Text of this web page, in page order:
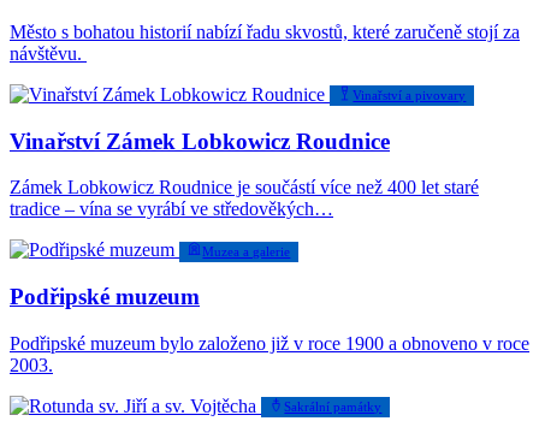
Město s bohatou historií nabízí řadu skvostů, které zaručeně stojí za
návštěvu.
Vinařství a pivovary
Vinařství Zámek Lobkowicz Roudnice
Zámek Lobkowicz Roudnice je součástí více než 400 let staré
tradice – vína se vyrábí ve středověkých…
Muzea a galerie
Podřipské muzeum
Podřipské muzeum bylo založeno již v roce 1900 a obnoveno v roce
2003.
Sakrální památky